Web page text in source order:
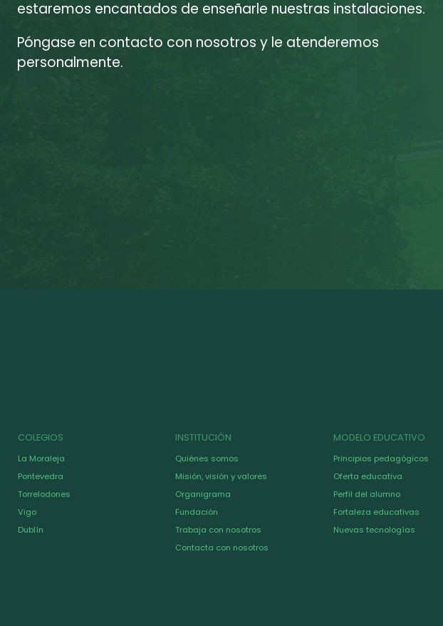
estaremos encantados de enseñarle nuestras instalaciones.
Póngase en contacto con nosotros y le atenderemos
personalmente.
COLEGIOS
La Moraleja
Pontevedra
Torrelodones
Vigo
Dublín
INSTITUCIÓN
Quiénes somos
Misión, visión y valores
Organigrama
Fundación
Trabaja con nosotros
Contacta con nosotros
MODELO EDUCATIVO
Principios pedagógicos
Oferta educativa
Perfil del alumno
Fortaleza educativas
Nuevas tecnologías